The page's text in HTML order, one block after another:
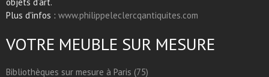
objets d’art.
Plus d'infos : www.philippeleclercqantiquites.com
VOTRE MEUBLE SUR MESURE
Bibliothèques sur mesure à Paris (75)